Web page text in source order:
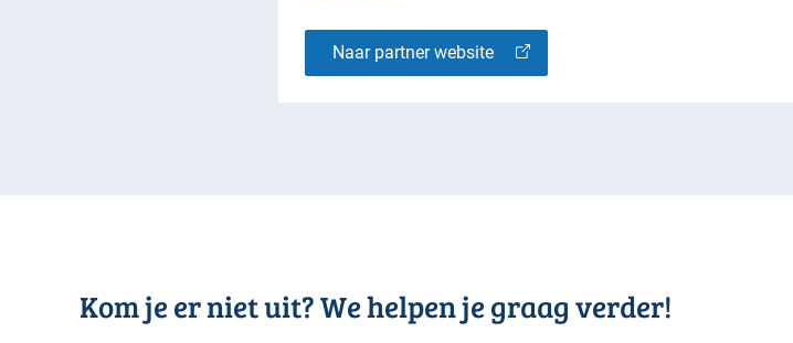
Naar partner website
Kom je er niet uit? We helpen je graag verder!